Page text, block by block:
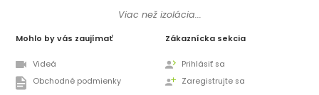
Viac než izolácia...
Mohlo by vás zaujímať
Videá
Obchodné podmienky
Zákaznícka sekcia
Prihlásiť sa
Zaregistrujte sa